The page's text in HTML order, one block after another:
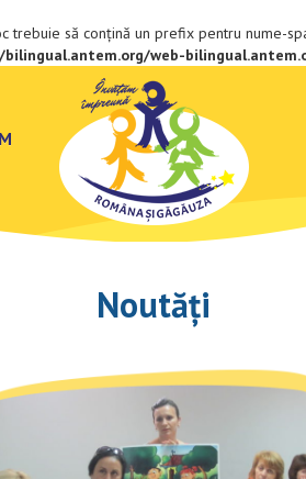
trebuie să conțină un prefix pentru nume-
web-
Noutăți